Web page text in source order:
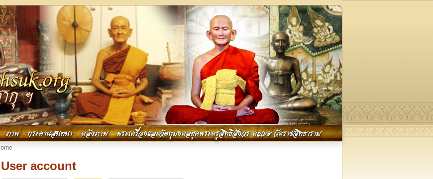
ภาพ กระดานสนทนา คลังภาพ พระเครื่องและวัตถุมงคลยุคพระครูสิทธิสังวร คณะ๕ วัดราชสิทธาราม
are here
User account